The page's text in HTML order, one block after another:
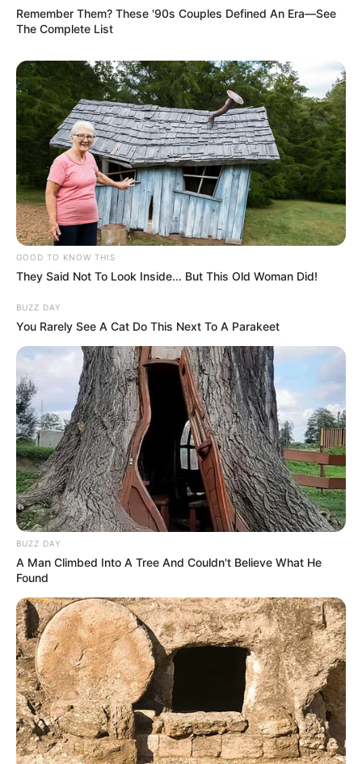
Remember Them? These '90s Couples Defined An Era—See
The Complete List
GOOD TO KNOW THIS
They Said Not To Look Inside... But This Old Woman Did!
BUZZ DAY
You Rarely See A Cat Do This Next To A Parakeet
BUZZ DAY
A Man Climbed Into A Tree And Couldn't Believe What He
Found